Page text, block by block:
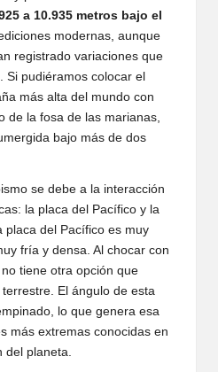
a 10.935 metros bajo el
modernas, aunque
registrado variaciones que
Si pudiéramos colocar el
más alta del mundo con
de la fosa de las marianas,
bajo más de dos
se debe a la interacción
la placa del Pacífico y la
placa del Pacífico es muy
fría y densa. Al chocar con
tiene otra opción que
El ángulo de esta
lo que genera esa
más extremas conocidas en
del planeta.